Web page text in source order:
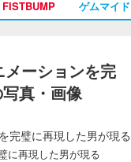
FISTBUMP ゲムマイド
ーションを完
真・画像
に再現した男が現る